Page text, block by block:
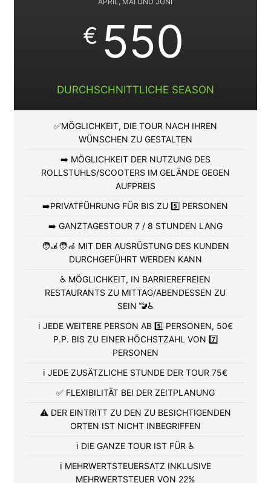
€ 550
DURCHSCHNITTLICHE SEASON
✅MÖGLICHKEIT, DIE TOUR NACH IHREN
WÜNSCHEN ZU GESTALTEN
➡️ MÖGLICHKEIT DER NUTZUNG DES
ROLLSTUHLS/SCOOTERS IM GELÄNDE GEGEN
AUFPREIS
➡️PRIVATFÜHRUNG FÜR BIS ZU 5️⃣ PERSONEN
➡️ GANZTAGESTOUR 7 / 8 STUNDEN LANG
🧑‍🦼🧑‍🦽 MIT DER AUSRÜSTUNG DES KUNDEN
DURCHGEFÜHRT WERDEN KANN
♿ MÖGLICHKEIT, IN BARRIEREFREIEN
RESTAURANTS ZU MITTAG/ABENDESSEN ZU
SEIN 🚾♿
ℹ️ JEDE WEITERE PERSON AB 5️⃣ PERSONEN, 50€
P.P. BIS ZU EINER HÖCHSTZAHL VON 7️⃣
PERSONEN
ℹ️ JEDE ZUSÄTZLICHE STUNDE DER TOUR 75€
✅ FLEXIBILITÄT BEI DER ZEITPLANUNG
⚠️ DER EINTRITT ZU DEN ZU BESICHTIGENDEN
ORTEN IST NICHT INBEGRIFFEN
ℹ️ DIE GANZE TOUR IST FÜR ♿
ℹ️ MEHRWERTSTEUERSATZ INKLUSIVE
MEHRWERTSTEUER VON 22%